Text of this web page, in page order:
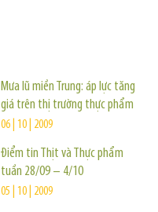
Mưa lũ miền Trung: áp lực tăng
giá trên thị trường thực phẩm
06 | 10 | 2009
Điểm tin Thịt và Thực phẩm
tuần 28/09 – 4/10
05 | 10 | 2009